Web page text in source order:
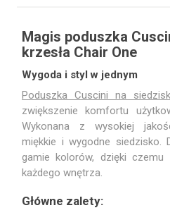
Magis poduszka
krzesła Chair One
Wygoda i styl w jednym
Poduszka Cuscini na
zwiększenie komfortu
Wykonana z wysokiej
miękkie i wygodne siedzisko.
gamie kolorów, dzięki
każdego wnętrza.
Główne zalety: